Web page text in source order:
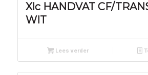
Xlc HANDVAT CF/
WIT
Lees verder